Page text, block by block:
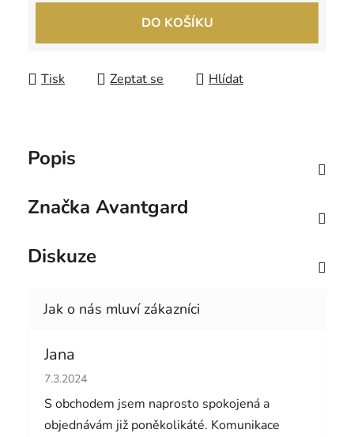
DO KOŠÍKU
Tisk Zeptat se Hlídat
Popis
Značka Avantgard
Diskuze
Jana
Hodnocení obchodu je 5 z 5 hvězdiček.
7.3.2024
S obchodem jsem naprosto spokojená a
objednávám již poněkolikáté. Komunikace